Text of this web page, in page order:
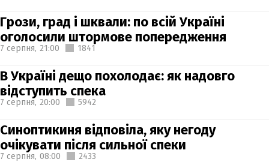
Грози, град і шквали: по всій Україні
оголосили штормове попередження
7 серпня, 21:00 1841
В Україні дещо похолодає: як надовго
відступить спека
7 серпня, 20:00 5942
Синоптикиня відповіла, яку негоду
очікувати після сильної спеки
7 серпня, 08:00 2433